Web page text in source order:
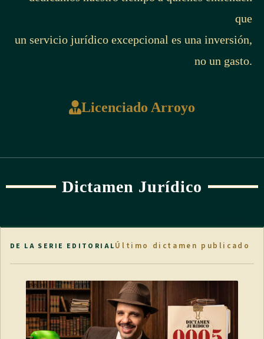
que
un servicio jurídico excepcional es una inversión,
no un gasto.
Licenciado Arroyo
Dictamen Jurídico
DE LA SERIE EDITORIALÚltimo dictamen publicado